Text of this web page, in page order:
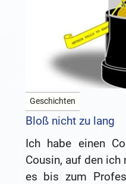
Geschichten
Bloß nicht zu lang
Ich habe einen
Cousin, auf den
es bis zum